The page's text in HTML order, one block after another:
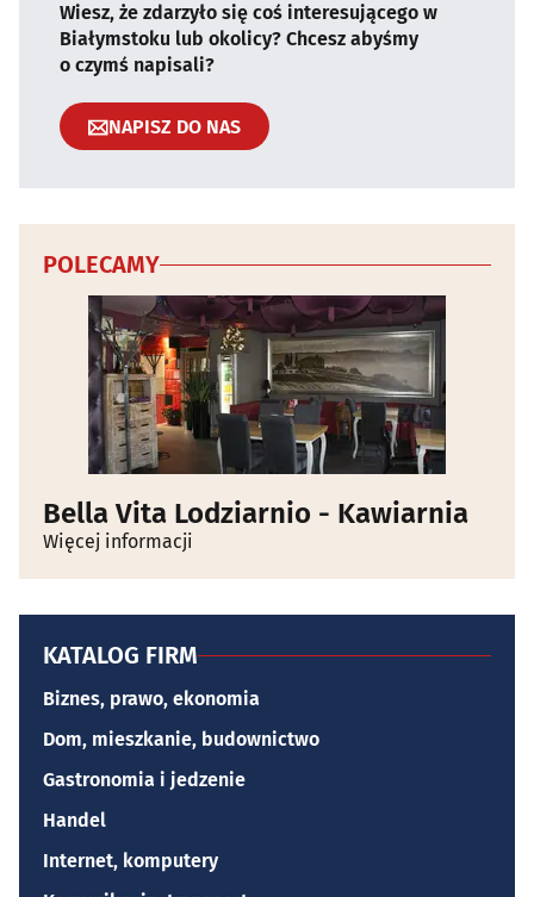
Wiesz, że zdarzyło się coś interesującego w
Białymstoku lub okolicy? Chcesz abyśmy
o czymś napisali?
NAPISZ DO NAS
POLECAMY
Bella Vita Lodziarnio - Kawiarnia
Więcej informacji
KATALOG FIRM
Biznes, prawo, ekonomia
Dom, mieszkanie, budownictwo
Gastronomia i jedzenie
Handel
Internet, komputery